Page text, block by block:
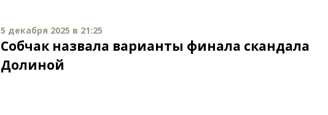
5 декабря 2025 в 21:25
Собчак назвала варианты финала скандала
Долиной